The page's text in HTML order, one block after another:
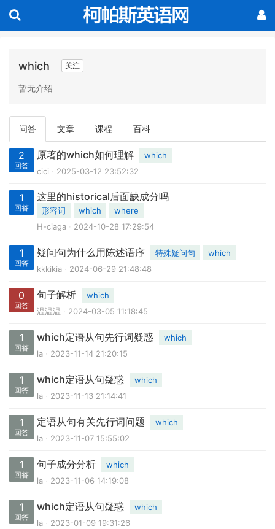
which 关注
暂无介绍
问答 文章 课程 百科
2
回答
原著的which如何理解
which
cici
2025-03-12 23:52:32
1
回答
这里的historical后面缺成分吗
形容词 which
where
H-ciaga
2024-10-28 17:29:54
1
回答
疑问句为什么用陈述语序 特殊疑问句
which
kkkikia
2024-06-29 21:48:48
0
回答
句子解析
which
温温温
2024-03-05 11:18:45
1
回答
which定语从句先行词疑惑
which
la
2023-11-14 21:20:15
1
回答
which定语从句疑惑
which
la
2023-11-13 21:14:41
1
回答
定语从句有关先行词问题
which
la
2023-11-07 15:55:02
1
回答
句子成分分析
which
la
2023-11-06 14:19:08
1
回答
which定语从句疑惑
which
la
2023-01-09 19:31:26